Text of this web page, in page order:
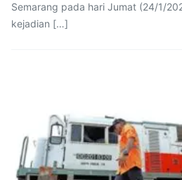
Semarang pada hari Jumat (24/1/
kejadian […]